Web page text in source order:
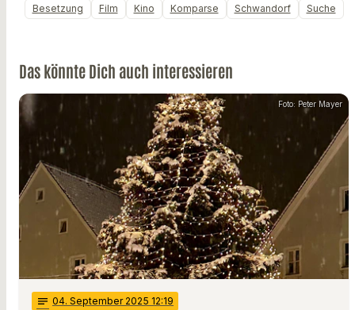
Besetzung Film Kino Komparse Schwandorf Suche
Das könnte Dich auch interessieren
Foto: Peter Mayer
notes 04. September 2025 12:19